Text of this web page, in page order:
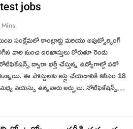
jobs
Mins
సంక్షేమలో కాంట్రాక్టు మరియు అవుట్సోర్సింగ్
వారి నుంచి దరఖాస్తులు కోరుతూ రెండు
ద్వారా భర్తీ చేస్తున్న ఉద్యోగాల్లో పదో
ఉన్నాయి. ఈ పోస్టులకు అప్లై చేయడానికి కనీసం 18
వయస్సు ఉన్నవారు అర్హులు. నోటిఫికేషన్స్…